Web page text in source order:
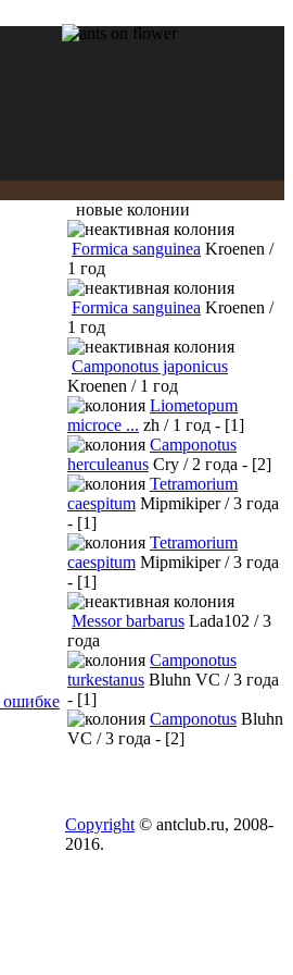
новые колонии
Formica sanguinea Kroenen /
1 год
Formica sanguinea Kroenen /
1 год
Camponotus japonicus
Kroenen / 1 год
Liometopum
microce ... zh / 1 год - [1]
Camponotus
herculeanus Cry / 2 года - [2]
Tetramorium
caespitum Mipmikiper / 3 года
- [1]
Tetramorium
caespitum Mipmikiper / 3 года
- [1]
Messor barbarus Lada102 / 3
года
Camponotus
turkestanus Bluhn VC / 3 года
- [1]
Camponotus Bluhn
VC / 3 года - [2]
Copyright © antclub.ru, 2008-
2016.